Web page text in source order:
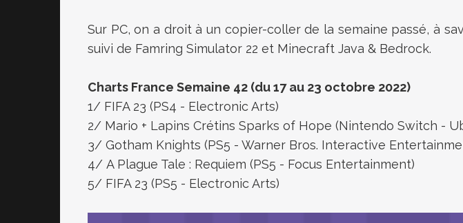
Sur PC, on a droit à un copier-coller de la semaine passé, à
suivi de Famring Simulator 22 et Minecraft Java & Bedrock.
Charts France Semaine 42 (du 17 au 23 octobre 2022)
1/ FIFA 23 (PS4 - Electronic Arts)
2/ Mario + Lapins Crétins Sparks of Hope (Nintendo Switch -
3/ Gotham Knights (PS5 - Warner Bros. Interactive
4/ A Plague Tale : Requiem (PS5 - Focus Entertainment)
5/ FIFA 23 (PS5 - Electronic Arts)